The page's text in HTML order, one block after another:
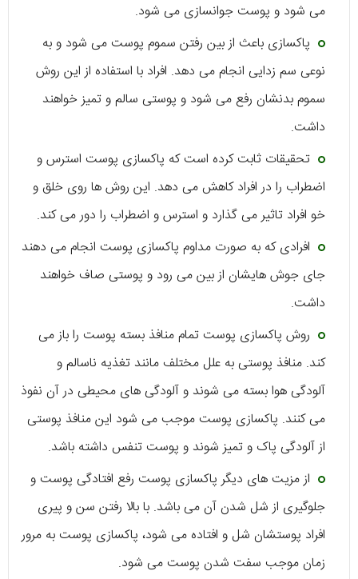
می شود و پوست جوانسازی می شود.
پاکسازی باعث از بین رفتن سموم پوست می شود و به
نوعی سم زدایی انجام می دهد. افراد با استفاده از این روش
سموم بدنشان رفع می شود و پوستی سالم و تمیز خواهند
داشت.
تحقیقات ثابت کرده است که پاکسازی پوست استرس و
اضطراب را در افراد کاهش می دهد. این روش ها روی خلق و
خو افراد تاثیر می گذارد و استرس و اضطراب را دور می کند.
افرادی که به صورت مداوم پاکسازی پوست انجام می دهند
جای جوش هایشان از بین می رود و پوستی صاف خواهند
داشت.
روش پاکسازی پوست تمام منافذ بسته پوست را باز می
کند. منافذ پوستی به علل مختلف مانند تغذیه ناسالم و
آلودگی هوا بسته می شوند و آلودگی های محیطی در آن نفوذ
می کنند. پاکسازی پوست موجب می شود این منافذ پوستی
از آلودگی پاک و تمیز شوند و پوست تنفس داشته باشد.
از مزیت های دیگر پاکسازی پوست رفع افتادگی پوست و
جلوگیری از شل شدن آن می باشد. با بالا رفتن سن و پیری
افراد پوستشان شل و افتاده می شود، پاکسازی پوست به مرور
زمان موجب سفت شدن پوست می شود.